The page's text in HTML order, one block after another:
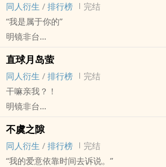
‎‎同‎‍人‌衍生 / 排行榜
完结
“我是属于你的”
明镜非台
中篇 - 完结
*两个小甜豆一起长大，相伴相生的故事
“山口忠如同一颗不起眼的流星，不管不顾
何时何地，月岛萤终会被命运牵引，触碰他
请吃一口幼驯染^_^
月山金婚！！！
直球月岛萤
‎‎同‎‍人‌衍生 / 排行榜
完结
干嘛亲我？！
明镜非台
小排球[排球少年！！] - 月山[月岛萤/山口
BL - 短篇 - 完结
不虞之隙
‎‎同‎‍人‌衍生 / 排行榜
完结
“我的爱意依靠时间去诉说。”